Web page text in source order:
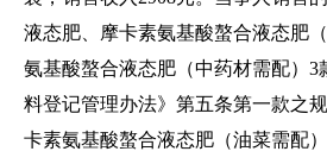
液态肥、摩卡素氨基酸螯合液态肥
氨基酸螯合液态肥（中药材需配）3
料登记管理办法》第五条第一款之
卡素氨基酸螯合液态肥（油菜需配